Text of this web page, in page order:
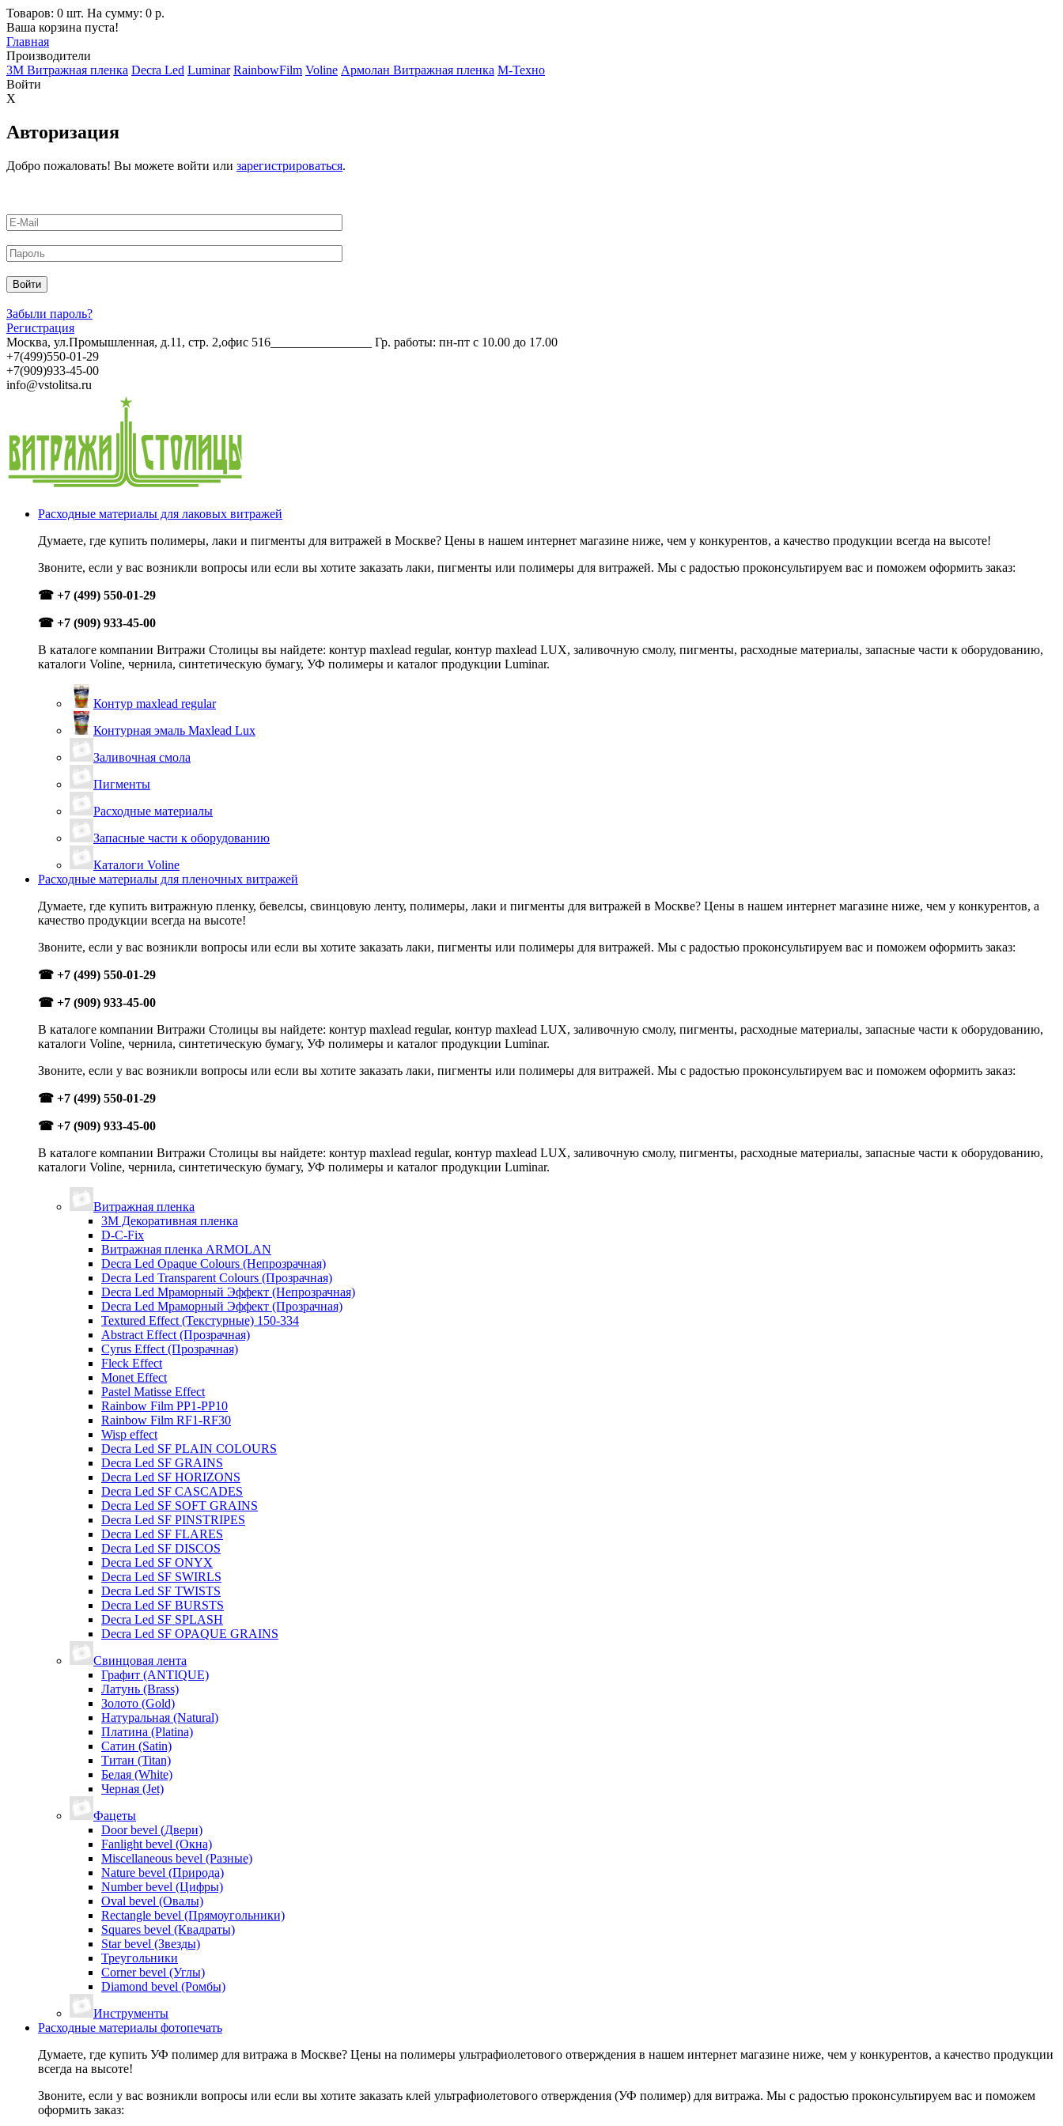
Товаров: 0 шт. На сумму: 0 р.
Ваша корзина пуста!
Главная
Производители
3M Витражная пленка Decra Led Luminar RainbowFilm Voline Армолан Витражная пленка М-Техно
Войти
X
Авторизация
Добро пожаловать! Вы можете войти или зарегистрироваться.
Забыли пароль?
Регистрация
Москва, ул.Промышленная, д.11, стр. 2,офис 516________________ Гр. работы: пн-пт с 10.00 до 17.00
+7(499)550-01-29
+7(909)933-45-00
info@vstolitsa.ru
Расходные материалы для лаковых витражей
Думаете, где купить полимеры, лаки и пигменты для витражей в Москве? Цены в нашем интернет магазине ниже, чем у конкурентов, а качество продукции всегда на высоте!
Звоните, если у вас возникли вопросы или если вы хотите заказать лаки, пигменты или полимеры для витражей. Мы с радостью проконсультируем вас и поможем оформить заказ:
☎ +7 (499) 550-01-29
☎ +7 (909) 933-45-00
В каталоге компании Витражи Столицы вы найдете: контур maxlead regular, контур maxlead LUX, заливочную смолу, пигменты, расходные материалы, запасные части к оборудованию,
каталоги Voline, чернила, синтетическую бумагу, УФ полимеры и каталог продукции Luminar.
Контур maxlead regular
Контурная эмаль Maxlead Lux
Заливочная смола
Пигменты
Расходные материалы
Запасные части к оборудованию
Каталоги Voline
Расходные материалы для пленочных витражей
Думаете, где купить витражную пленку, бевелсы, свинцовую ленту, полимеры, лаки и пигменты для витражей в Москве? Цены в нашем интернет магазине ниже, чем у конкурентов, а
качество продукции всегда на высоте!
Звоните, если у вас возникли вопросы или если вы хотите заказать лаки, пигменты или полимеры для витражей. Мы с радостью проконсультируем вас и поможем оформить заказ:
☎ +7 (499) 550-01-29
☎ +7 (909) 933-45-00
В каталоге компании Витражи Столицы вы найдете: контур maxlead regular, контур maxlead LUX, заливочную смолу, пигменты, расходные материалы, запасные части к оборудованию,
каталоги Voline, чернила, синтетическую бумагу, УФ полимеры и каталог продукции Luminar.
Звоните, если у вас возникли вопросы или если вы хотите заказать лаки, пигменты или полимеры для витражей. Мы с радостью проконсультируем вас и поможем оформить заказ:
☎ +7 (499) 550-01-29
☎ +7 (909) 933-45-00
В каталоге компании Витражи Столицы вы найдете: контур maxlead regular, контур maxlead LUX, заливочную смолу, пигменты, расходные материалы, запасные части к оборудованию,
каталоги Voline, чернила, синтетическую бумагу, УФ полимеры и каталог продукции Luminar.
Витражная пленка
3М Декоративная пленка
D-C-Fix
Витражная пленка ARMOLAN
Decra Led Opaque Colours (Непрозрачная)
Decra Led Transparent Colours (Прозрачная)
Decra Led Мраморный Эффект (Непрозрачная)
Decra Led Мраморный Эффект (Прозрачная)
Textured Effect (Текстурные) 150-334
Abstract Effect (Прозрачная)
Cyrus Effect (Прозрачная)
Fleck Effect
Monet Effect
Pastel Matisse Effect
Rainbow Film PP1-PP10
Rainbow Film RF1-RF30
Wisp effect
Decra Led SF PLAIN COLOURS
Decra Led SF GRAINS
Decra Led SF HORIZONS
Decra Led SF CASCADES
Decra Led SF SOFT GRAINS
Decra Led SF PINSTRIPES
Decra Led SF FLARES
Decra Led SF DISCOS
Decra Led SF ONYX
Decra Led SF SWIRLS
Decra Led SF TWISTS
Decra Led SF BURSTS
Decra Led SF SPLASH
Decra Led SF OPAQUE GRAINS
Свинцовая лента
Графит (ANTIQUE)
Латунь (Brass)
Золото (Gold)
Натуральная (Natural)
Платина (Platina)
Сатин (Satin)
Титан (Titan)
Белая (White)
Черная (Jet)
Фацеты
Door bevel (Двери)
Fanlight bevel (Окна)
Miscellaneous bevel (Разные)
Nature bevel (Природа)
Number bevel (Цифры)
Oval bevel (Овалы)
Rectangle bevel (Прямоугольники)
Squares bevel (Квадраты)
Star bevel (Звезды)
Треугольники
Corner bevel (Углы)
Diamond bevel (Ромбы)
Инструменты
Расходные материалы фотопечать
Думаете, где купить УФ полимер для витража в Москве? Цены на полимеры ультрафиолетового отверждения в нашем интернет магазине ниже, чем у конкурентов, а качество продукции
всегда на высоте!
Звоните, если у вас возникли вопросы или если вы хотите заказать клей ультрафиолетового отверждения (УФ полимер) для витража. Мы с радостью проконсультируем вас и поможем
оформить заказ: